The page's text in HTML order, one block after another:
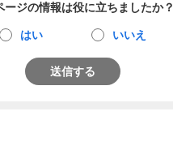
ージの情報は役に立ちましたか？
はい いいえ
送信する